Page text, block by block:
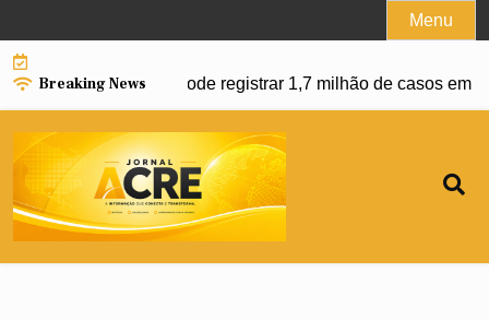
to
content
Menu
Breaking News
dengue e Brasil pode registrar 1,7 milhão de casos em